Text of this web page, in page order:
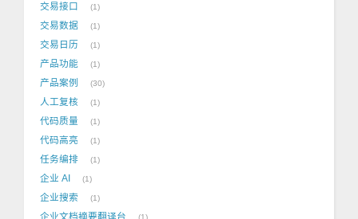
交易接口 1
交易数据 1
交易日历 1
产品功能 1
产品案例 30
人工复核 1
代码质量 1
代码高亮 1
任务编排 1
企业 AI 1
企业搜索 1
企业文档摘要翻译台 1